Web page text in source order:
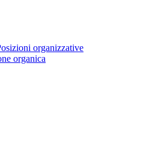
organizzative
organica